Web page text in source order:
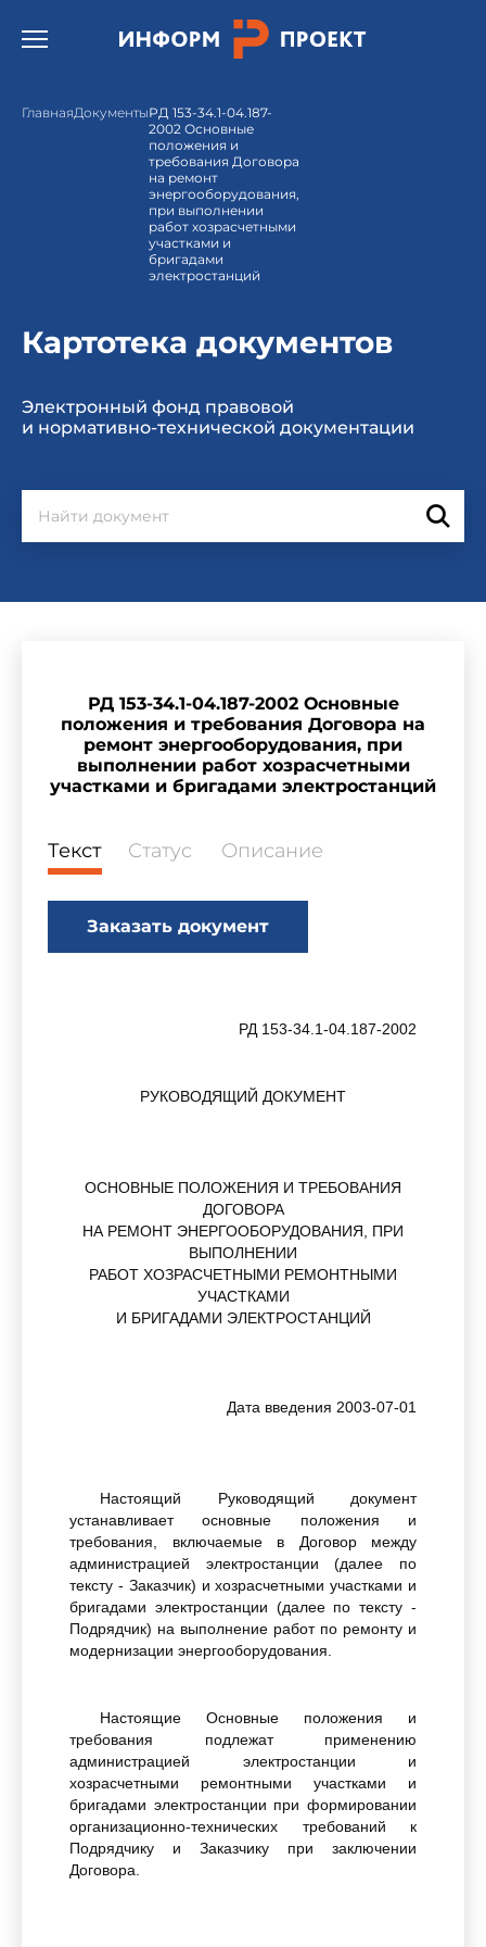
Открыть бургер меню.
ГлавнаяДокументыРД 153-34.1-04.187-
2002 Основные
положения и
требования Договора
на ремонт
энергооборудования,
при выполнении
работ хозрасчетными
участками и
бригадами
электростанций
Картотека документов
Электронный фонд правовой
и нормативно-технической документации
РД 153-34.1-04.187-2002 Основные
положения и требования Договора на
ремонт энергооборудования, при
выполнении работ хозрасчетными
участками и бригадами электростанций
Текст Статус Описание
Заказать документ
РД 153-34.1-04.187-2002
РУКОВОДЯЩИЙ ДОКУМЕНТ
ОСНОВНЫЕ ПОЛОЖЕНИЯ И ТРЕБОВАНИЯ
ДОГОВОРА
НА РЕМОНТ ЭНЕРГООБОРУДОВАНИЯ, ПРИ
ВЫПОЛНЕНИИ
РАБОТ ХОЗРАСЧЕТНЫМИ РЕМОНТНЫМИ
УЧАСТКАМИ
И БРИГАДАМИ ЭЛЕКТРОСТАНЦИЙ
Дата введения 2003-07-01
Настоящий Руководящий документ
устанавливает основные положения и
требования, включаемые в Договор между
администрацией электростанции (далее по
тексту - Заказчик) и хозрасчетными участками и
бригадами электростанции (далее по тексту -
Подрядчик) на выполнение работ по ремонту и
модернизации энергооборудования.
Настоящие Основные положения и
требования подлежат применению
администрацией электростанции и
хозрасчетными ремонтными участками и
бригадами электростанции при формировании
организационно-технических требований к
Подрядчику и Заказчику при заключении
Договора.